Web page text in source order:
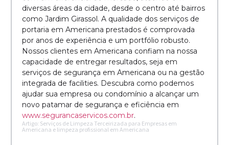
diversas áreas da cidade, desde o centro até bairros
como Jardim Girassol. A qualidade dos serviços de
portaria em Americana prestados é comprovada
por anos de experiência e um portfólio robusto.
Nossos clientes em Americana confiam na nossa
capacidade de entregar resultados, seja em
serviços de segurança em Americana ou na gestão
integrada de facilities. Descubra como podemos
ajudar sua empresa ou condomínio a alcançar um
novo patamar de segurança e eficiência em
www.segurancaservicos.com.br.
Artigo: Serviços de Limpeza Terceirizada para Empresas em
Americana e limpeza profissional em Americana